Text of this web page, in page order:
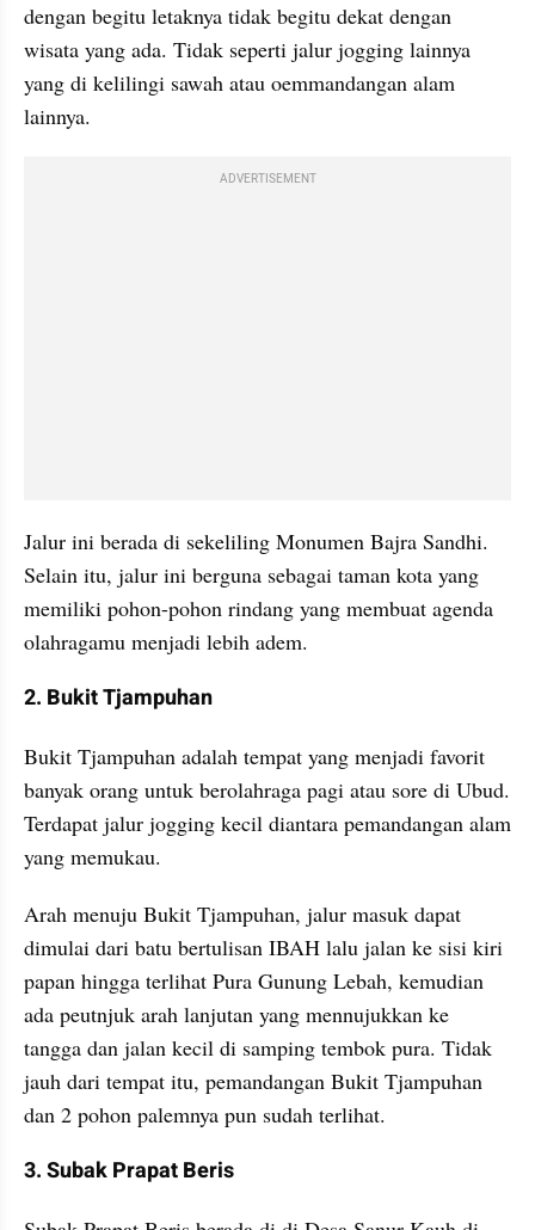
dengan begitu letaknya tidak begitu dekat dengan
wisata yang ada. Tidak seperti jalur jogging lainnya
yang di kelilingi sawah atau oemmandangan alam
lainnya.
ADVERTISEMENT
Jalur ini berada di sekeliling Monumen Bajra Sandhi.
Selain itu, jalur ini berguna sebagai taman kota yang
memiliki pohon-pohon rindang yang membuat agenda
olahragamu menjadi lebih adem.
2. Bukit Tjampuhan
Bukit Tjampuhan adalah tempat yang menjadi favorit
banyak orang untuk berolahraga pagi atau sore di Ubud.
Terdapat jalur jogging kecil diantara pemandangan alam
yang memukau.
Arah menuju Bukit Tjampuhan, jalur masuk dapat
dimulai dari batu bertulisan IBAH lalu jalan ke sisi kiri
papan hingga terlihat Pura Gunung Lebah, kemudian
ada peutnjuk arah lanjutan yang mennujukkan ke
tangga dan jalan kecil di samping tembok pura. Tidak
jauh dari tempat itu, pemandangan Bukit Tjampuhan
dan 2 pohon palemnya pun sudah terlihat.
3. Subak Prapat Beris